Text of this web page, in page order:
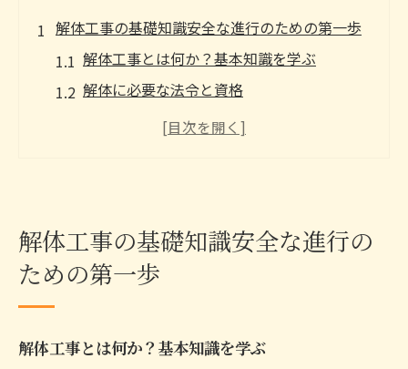
解体工事の基礎知識安全な進行のための第一歩
解体工事とは何か？基本知識を学ぶ
解体に必要な法令と資格
工事前の現場調査の重要性
プロが語る解体計画の重要性と成功への鍵
解体計画の立て方と成功のポイント
計画段階でのリスク管理方法
解体工事の基礎知識安全な進行の
ための第一歩
解体工事とは何か？基本知識を学ぶ